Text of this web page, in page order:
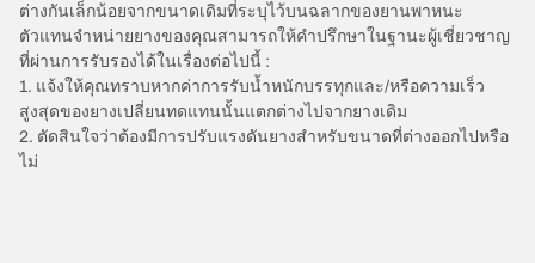
ต่างกันเล็กน้อยจากขนาดเดิมที่ระบุไว้บนฉลากของยานพาหนะ
ตัวแทนจำหน่ายยางของคุณสามารถให้คำปรึกษาในฐานะผู้เชี่ยวชาญ
ที่ผ่านการรับรองได้ในเรื่องต่อไปนี้ :
1. แจ้งให้คุณทราบหากค่าการรับน้ำหนักบรรทุกและ/หรือความเร็ว
สูงสุดของยางเปลี่ยนทดแทนนั้นแตกต่างไปจากยางเดิม
2. ตัดสินใจว่าต้องมีการปรับแรงดันยางสำหรับขนาดที่ต่างออกไปหรือ
ไม่